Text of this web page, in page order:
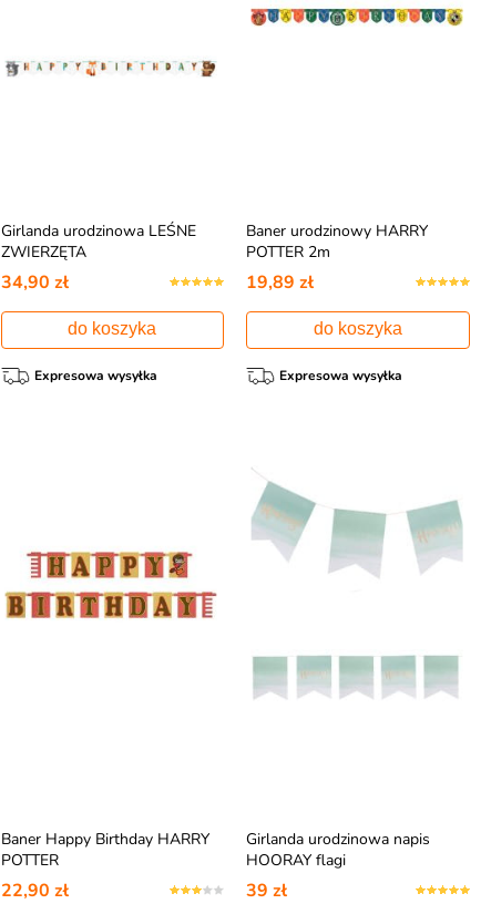
Girlanda urodzinowa LEŚNE
ZWIERZĘTA
34,90 zł
do koszyka
Expresowa wysyłka
Baner urodzinowy HARRY
POTTER 2m
19,89 zł
do koszyka
Expresowa wysyłka
Baner Happy Birthday HARRY
POTTER
22,90 zł
Girlanda urodzinowa napis
HOORAY flagi
39 zł